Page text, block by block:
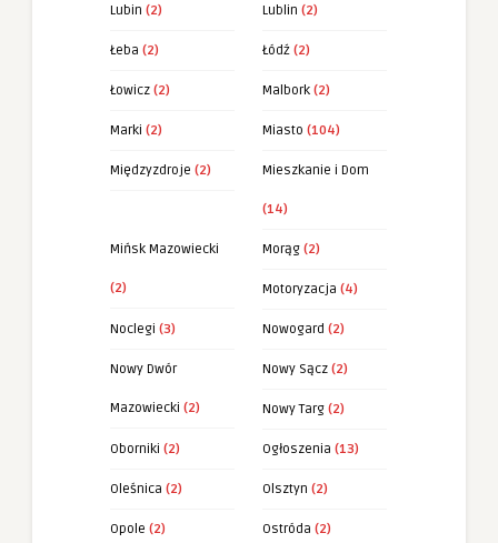
Lubin (2) Lublin (2)
Łeba (2) Łódź (2)
Łowicz (2) Malbork (2)
Marki (2) Miasto (104)
Międzyzdroje (2) Mieszkanie i Dom
(14)
Mińsk Mazowiecki
(2)
Morąg (2)
Motoryzacja (4)
Noclegi (3) Nowogard (2)
Nowy Dwór
Mazowiecki (2)
Nowy Sącz (2)
Nowy Targ (2)
Oborniki (2) Ogłoszenia (13)
Oleśnica (2) Olsztyn (2)
Opole (2) Ostróda (2)